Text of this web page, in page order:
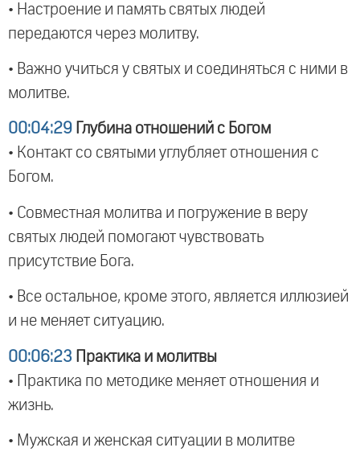
• Настроение и память святых людей
передаются через молитву.
• Важно учиться у святых и соединяться с ними в
молитве.
00:04:29 Глубина отношений с Богом
• Контакт со святыми углубляет отношения с
Богом.
• Совместная молитва и погружение в веру
святых людей помогают чувствовать
присутствие Бога.
• Все остальное, кроме этого, является иллюзией
и не меняет ситуацию.
00:06:23 Практика и молитвы
• Практика по методике меняет отношения и
жизнь.
• Мужская и женская ситуации в молитве